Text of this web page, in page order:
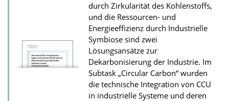
durch Zirkularität des Kohlenstoffs,
und die Ressourcen- und
Energieeffizienz durch Industrielle
Symbiose sind zwei
Lösungsansätze zur
Dekarbonisierung der Industrie. Im
Subtask „Circular Carbon“ wurden
die technische Integration von CCU
in industrielle Systeme und deren